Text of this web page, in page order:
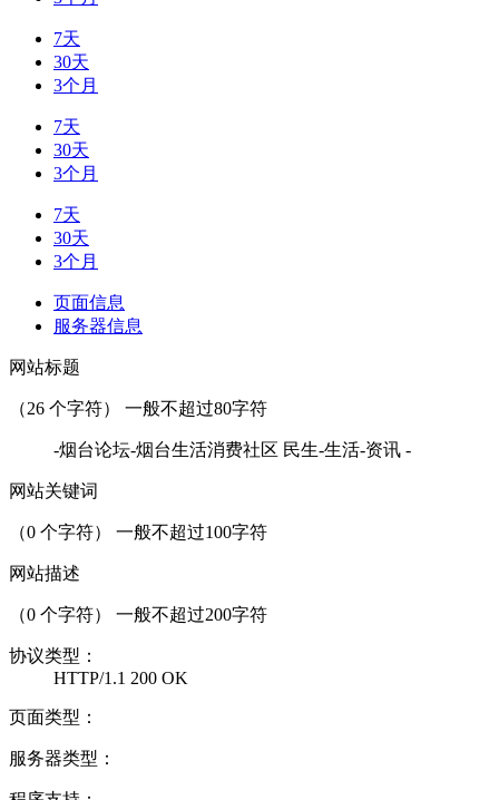
7天
30天
3个月
7天
30天
3个月
7天
30天
3个月
页面信息
服务器信息
网站标题
（26 个字符） 一般不超过80字符
-烟台论坛-烟台生活消费社区 民生-生活-资讯 -
网站关键词
（0 个字符） 一般不超过100字符
网站描述
（0 个字符） 一般不超过200字符
协议类型：
HTTP/1.1 200 OK
页面类型：
服务器类型：